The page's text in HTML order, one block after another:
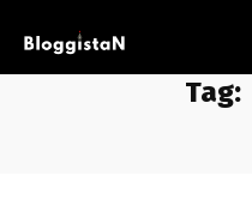
Tag: